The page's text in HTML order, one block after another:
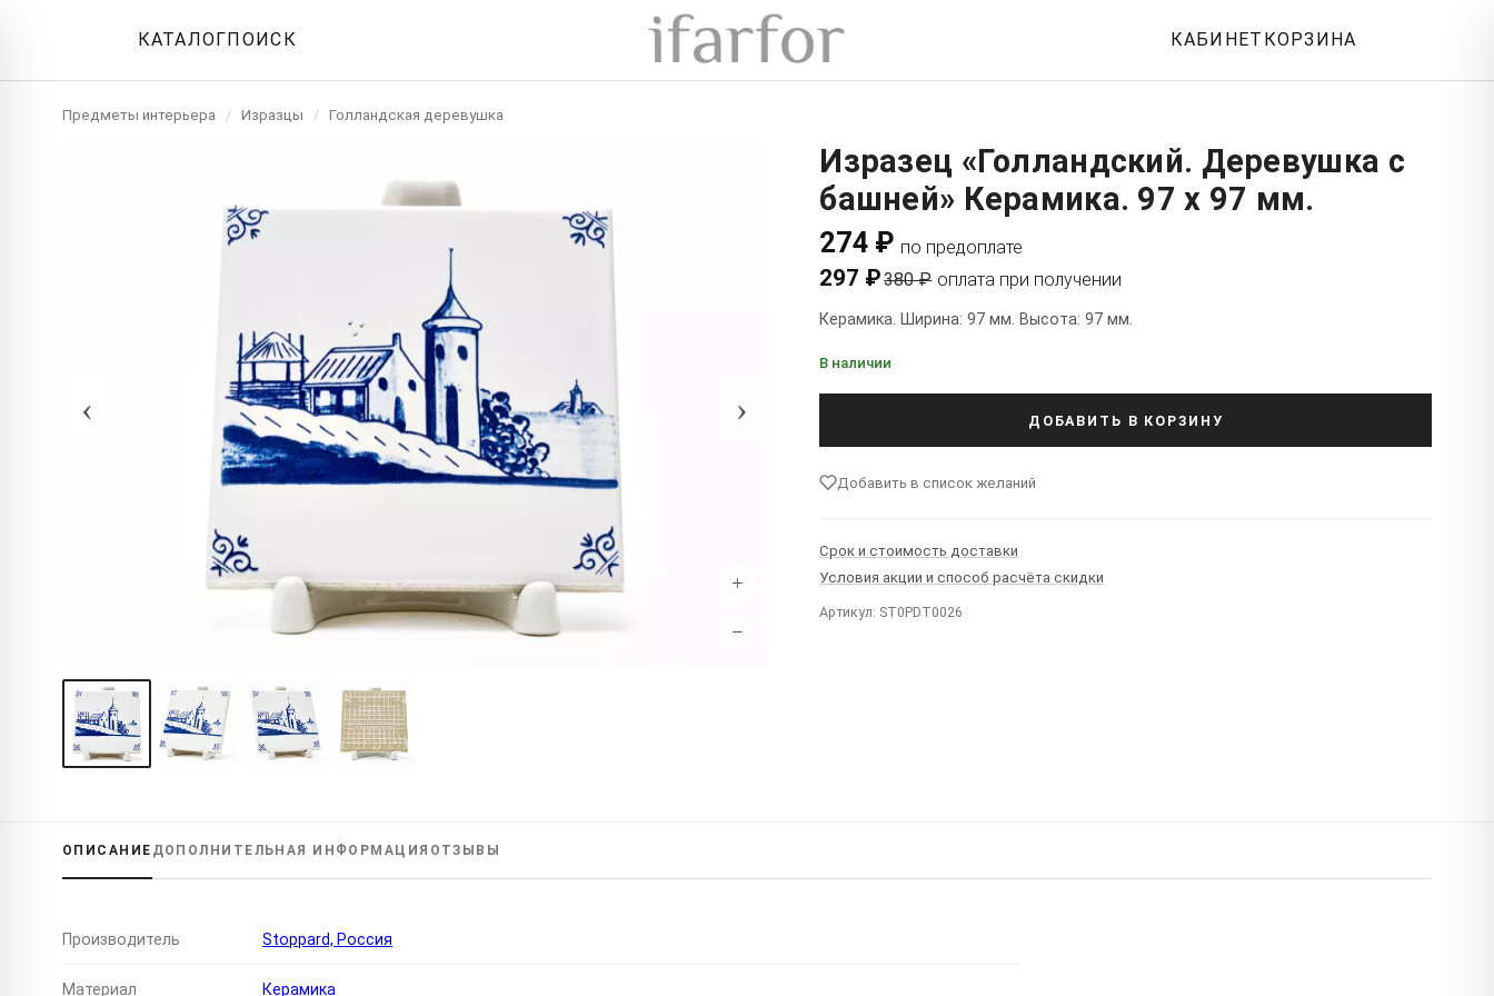
КАТАЛОГПОИСК КАБИНЕТ КОРЗИНА
Предметы интерьера / Изразцы / Голландская деревушка
‹ ›
+
−
Изразец «Голландский. Деревушка с
башней» Керамика. 97 x 97 мм.
274 ₽ по предоплате
297 ₽380 ₽ оплата при получении
Керамика. Ширина: 97 мм. Высота: 97 мм.
В наличии
ДОБАВИТЬ В КОРЗИНУ
Добавить в список желаний
Срок и стоимость доставки
Условия акции и способ расчёта скидки
Артикул: ST0PDT0026
ОПИСАНИЕ ДОПОЛНИТЕЛЬНАЯ ИНФОРМАЦИЯ ОТЗЫВЫ
Производитель Stoppard, Россия
Материал Керамика